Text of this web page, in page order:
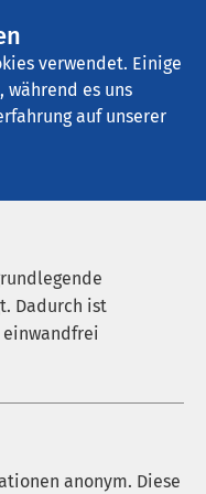
verwendet. Einige
während es uns
auf unserer
Dadurch ist
anonym. Diese
Schönebeck
Klinikum